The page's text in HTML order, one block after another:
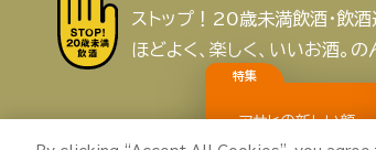
特集
アサヒの新しい顔
アサヒの人 歴史 夏の
ストップ！20歳未満飲酒・飲
ほどよく、楽しく、いいお酒。の